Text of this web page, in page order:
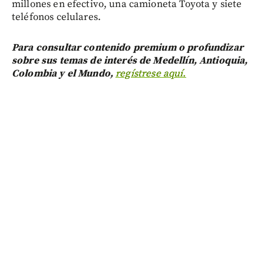
millones en efectivo, una camioneta Toyota y siete
teléfonos celulares.
Para consultar contenido premium o profundizar
sobre sus temas de interés de Medellín, Antioquia,
Colombia y el Mundo,regístrese aquí.